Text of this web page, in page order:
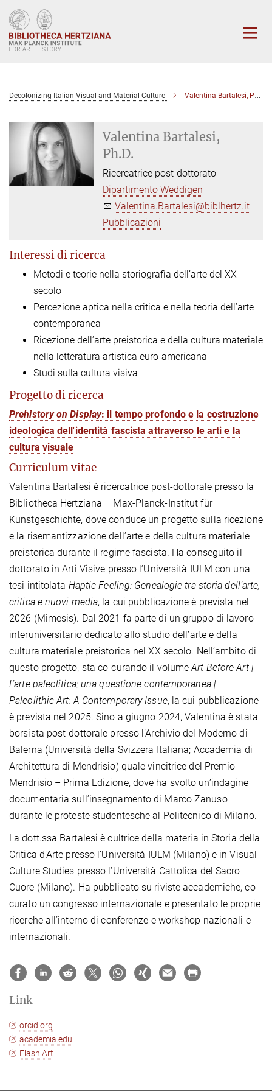
Main-
Content
Decolonizing Italian Visual and Material Culture Valentina Bartalesi, Ph.D.
Valentina Bartalesi,
Ph.D.
Ricercatrice post-dottorato
Dipartimento Weddigen
Valentina.Bartalesi@biblhertz.it
Pubblicazioni
Interessi di ricerca
Metodi e teorie nella storiografia dell’arte del XX
secolo
Percezione aptica nella critica e nella teoria dell’arte
contemporanea
Ricezione dell’arte preistorica e della cultura materiale
nella letteratura artistica euro-americana
Studi sulla cultura visiva
Progetto di ricerca
Prehistory on Display: il tempo profondo e la costruzione
ideologica dell'identità fascista attraverso le arti e la
cultura visuale
Curriculum vitae
Valentina Bartalesi è ricercatrice post-dottorale presso la
Bibliotheca Hertziana – Max-Planck-Institut für
Kunstgeschichte, dove conduce un progetto sulla ricezione
e la risemantizzazione dell’arte e della cultura materiale
preistorica durante il regime fascista. Ha conseguito il
dottorato in Arti Visive presso l’Università IULM con una
tesi intitolata Haptic Feeling: Genealogie tra storia dell’arte,
critica e nuovi media, la cui pubblicazione è prevista nel
2026 (Mimesis). Dal 2021 fa parte di un gruppo di lavoro
interuniversitario dedicato allo studio dell’arte e della
cultura materiale preistorica nel XX secolo. Nell’ambito di
questo progetto, sta co-curando il volumeArt Before Art |
L’arte paleolitica: una questione contemporanea |
Paleolithic Art: A Contemporary Issue, la cui pubblicazione
è prevista nel 2025. Sino a giugno 2024, Valentina è stata
borsista post-dottorale presso l’Archivio del Moderno di
Balerna (Università della Svizzera Italiana; Accademia di
Architettura di Mendrisio) quale vincitrice del Premio
Mendrisio – Prima Edizione, dove ha svolto un’indagine
documentaria sull’insegnamento di Marco Zanuso
durante le proteste studentesche al Politecnico di Milano.
La dott.ssa Bartalesi è cultrice della materia in Storia della
Critica d’Arte presso l’Università IULM (Milano) e in Visual
Culture Studies presso l’Università Cattolica del Sacro
Cuore (Milano). Ha pubblicato su riviste accademiche, co-
curato un congresso internazionale e presentato le proprie
ricerche all’interno di conferenze e workshop nazionali e
internazionali.
Link
orcid.org
academia.edu
Flash Art